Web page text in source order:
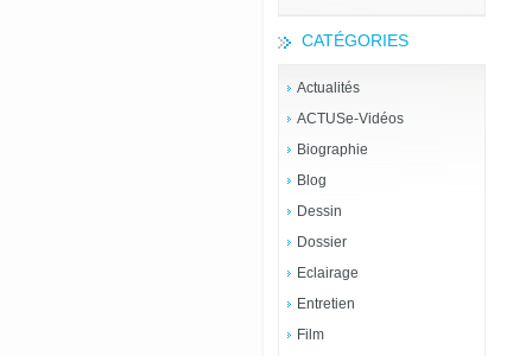
CATÉGORIES
Actualités
ACTUSe-Vidéos
Biographie
Blog
Dessin
Dossier
Eclairage
Entretien
Film